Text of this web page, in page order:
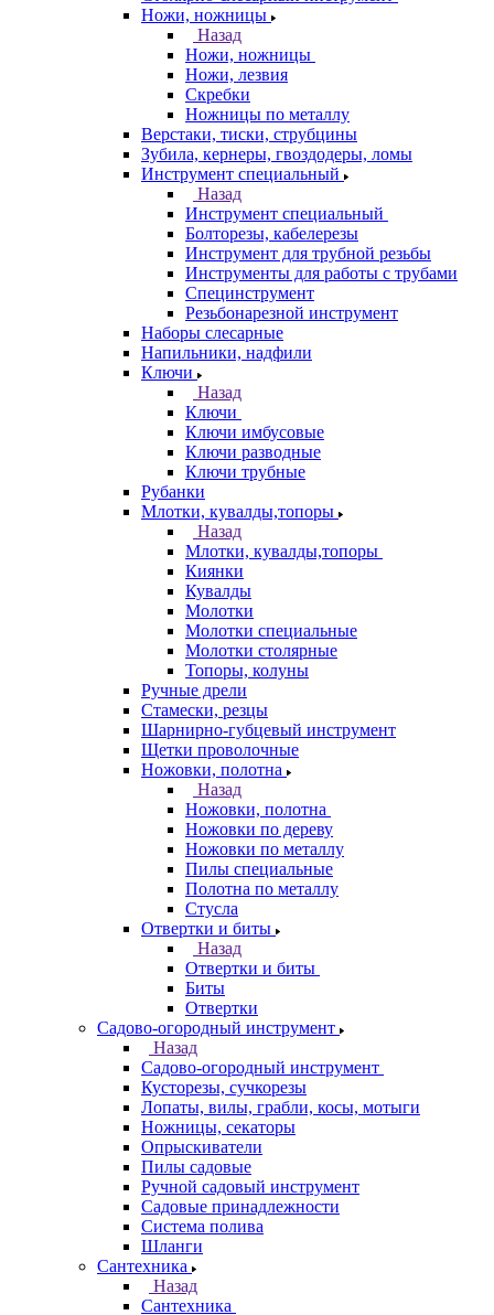
Ножи, ножницы
Назад
Ножи, ножницы
Ножи, лезвия
Скребки
Ножницы по металлу
Верстаки, тиски, струбцины
Зубила, кернеры, гвоздодеры, ломы
Инструмент специальный
Назад
Инструмент специальный
Болторезы, кабелерезы
Инструмент для трубной резьбы
Инструменты для работы с трубами
Специнструмент
Резьбонарезной инструмент
Наборы слесарные
Напильники, надфили
Ключи
Назад
Ключи
Ключи имбусовые
Ключи разводные
Ключи трубные
Рубанки
Млотки, кувалды,топоры
Назад
Млотки, кувалды,топоры
Киянки
Кувалды
Молотки
Молотки специальные
Молотки столярные
Топоры, колуны
Ручные дрели
Стамески, резцы
Шарнирно-губцевый инструмент
Щетки проволочные
Ножовки, полотна
Назад
Ножовки, полотна
Ножовки по дереву
Ножовки по металлу
Пилы специальные
Полотна по металлу
Стусла
Отвертки и биты
Назад
Отвертки и биты
Биты
Отвертки
Садово-огородный инструмент
Назад
Садово-огородный инструмент
Кусторезы, сучкорезы
Лопаты, вилы, грабли, косы, мотыги
Ножницы, секаторы
Опрыскиватели
Пилы садовые
Ручной садовый инструмент
Садовые принадлежности
Система полива
Шланги
Сантехника
Назад
Сантехника